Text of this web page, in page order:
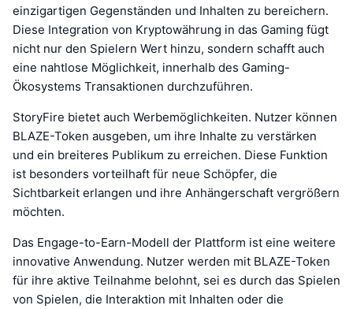
einzigartigen Gegenständen und Inhalten zu bereichern.
Diese Integration von Kryptowährung in das Gaming fügt
nicht nur den Spielern Wert hinzu, sondern schafft auch
eine nahtlose Möglichkeit, innerhalb des Gaming-
Ökosystems Transaktionen durchzuführen.
StoryFire bietet auch Werbemöglichkeiten. Nutzer können
BLAZE-Token ausgeben, um ihre Inhalte zu verstärken
und ein breiteres Publikum zu erreichen. Diese Funktion
ist besonders vorteilhaft für neue Schöpfer, die
Sichtbarkeit erlangen und ihre Anhängerschaft vergrößern
möchten.
Das Engage-to-Earn-Modell der Plattform ist eine weitere
innovative Anwendung. Nutzer werden mit BLAZE-Token
für ihre aktive Teilnahme belohnt, sei es durch das Spielen
von Spielen, die Interaktion mit Inhalten oder die